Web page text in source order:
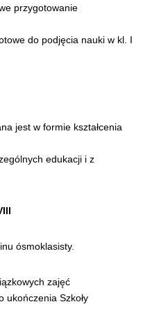
przygotowanie
do podjęcia nauki w kl. I
jest w formie kształcenia
edukacji i z
ósmoklasisty.
zajęć
ukończenia Szkoły